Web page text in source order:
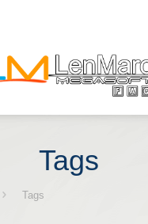
Tags
Tags